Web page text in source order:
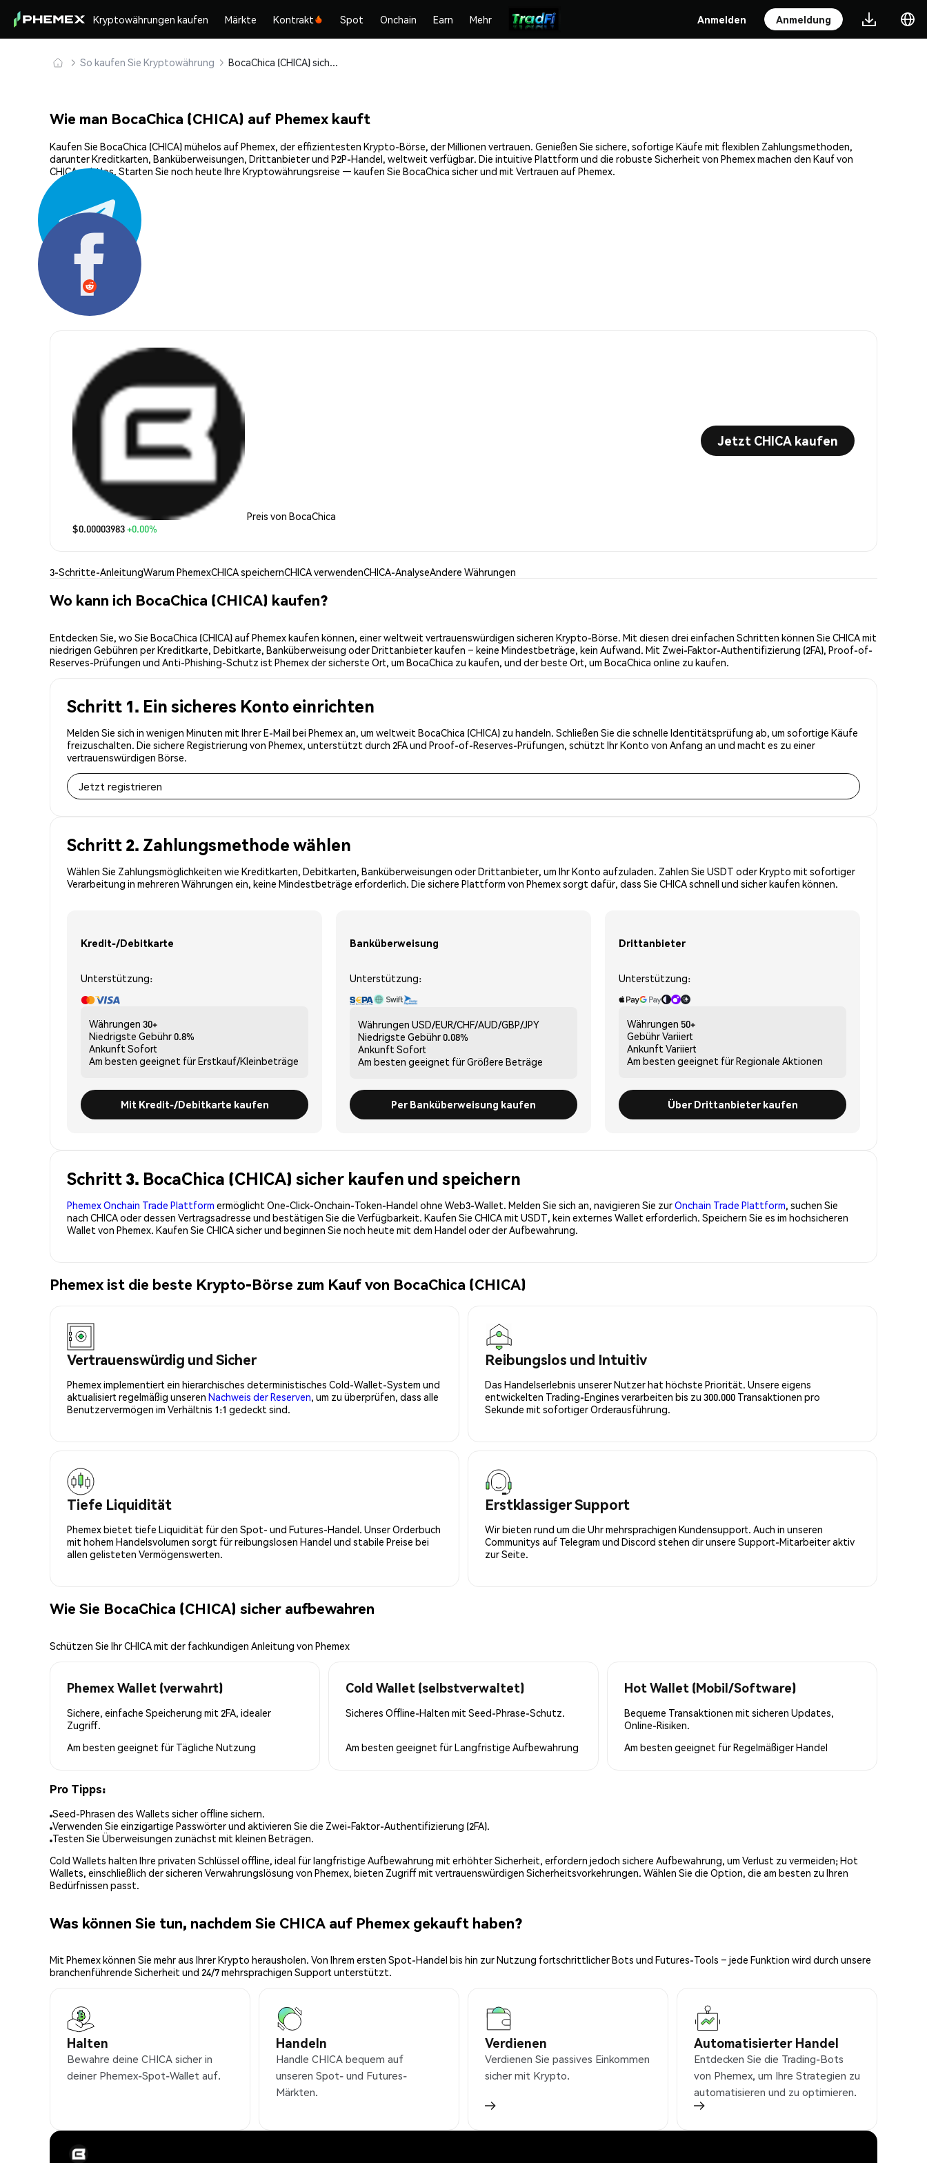
Kryptowährungen kaufen Märkte Kontrakt Spot Onchain Earn Mehr Anmelden Anmeldung
So kaufen Sie Kryptowährung BocaChica (CHICA) sicher kaufen und speichern
Wie man BocaChica (CHICA) auf Phemex kauft
Kaufen Sie BocaChica (CHICA) mühelos auf Phemex, der effizientesten Krypto-Börse, der Millionen vertrauen. Genießen Sie sichere, sofortige Käufe mit flexiblen Zahlungsmethoden,
darunter Kreditkarten, Banküberweisungen, Drittanbieter und P2P-Handel, weltweit verfügbar. Die intuitive Plattform und die robuste Sicherheit von Phemex machen den Kauf von
CHICA nahtlos. Starten Sie noch heute Ihre Kryptowährungsreise — kaufen Sie BocaChica sicher und mit Vertrauen auf Phemex.
Preis von BocaChica
$0.00003983+0.00%
Jetzt CHICA kaufen
3-Schritte-AnleitungWarum PhemexCHICA speichernCHICA verwendenCHICA-AnalyseAndere Währungen
Wo kann ich BocaChica (CHICA) kaufen?
Entdecken Sie, wo Sie BocaChica (CHICA) auf Phemex kaufen können, einer weltweit vertrauenswürdigen sicheren Krypto-Börse. Mit diesen drei einfachen Schritten können Sie CHICA mit
niedrigen Gebühren per Kreditkarte, Debitkarte, Banküberweisung oder Drittanbieter kaufen – keine Mindestbeträge, kein Aufwand. Mit Zwei-Faktor-Authentifizierung (2FA), Proof-of-
Reserves-Prüfungen und Anti-Phishing-Schutz ist Phemex der sicherste Ort, um BocaChica zu kaufen, und der beste Ort, um BocaChica online zu kaufen.
Schritt 1. Ein sicheres Konto einrichten
Melden Sie sich in wenigen Minuten mit Ihrer E-Mail bei Phemex an, um weltweit BocaChica (CHICA) zu handeln. Schließen Sie die schnelle Identitätsprüfung ab, um sofortige Käufe
freizuschalten. Die sichere Registrierung von Phemex, unterstützt durch 2FA und Proof-of-Reserves-Prüfungen, schützt Ihr Konto von Anfang an und macht es zu einer
vertrauenswürdigen Börse.
Jetzt registrieren
Schritt 2. Zahlungsmethode wählen
Wählen Sie Zahlungsmöglichkeiten wie Kreditkarten, Debitkarten, Banküberweisungen oder Drittanbieter, um Ihr Konto aufzuladen. Zahlen Sie USDT oder Krypto mit sofortiger
Verarbeitung in mehreren Währungen ein, keine Mindestbeträge erforderlich. Die sichere Plattform von Phemex sorgt dafür, dass Sie CHICA schnell und sicher kaufen können.
Kredit-/Debitkarte
Unterstützung:
Währungen 30+
Niedrigste Gebühr0.8%
Ankunft Sofort
Am besten geeignet fürErstkauf/Kleinbeträge
Mit Kredit-/Debitkarte kaufen
Banküberweisung
Unterstützung:
Währungen USD/EUR/CHF/AUD/GBP/JPY
Niedrigste Gebühr0.08%
Ankunft Sofort
Am besten geeignet fürGrößere Beträge
Per Banküberweisung kaufen
Drittanbieter
Unterstützung:
Währungen 50+
GebührVariiert
Ankunft Variiert
Am besten geeignet fürRegionale Aktionen
Über Drittanbieter kaufen
Schritt 3. BocaChica (CHICA) sicher kaufen und speichern
Phemex Onchain Trade Plattform ermöglicht One-Click-Onchain-Token-Handel ohne Web3-Wallet. Melden Sie sich an, navigieren Sie zurOnchain Trade Plattform, suchen Sie
nach CHICA oder dessen Vertragsadresse und bestätigen Sie die Verfügbarkeit. Kaufen Sie CHICA mit USDT, kein externes Wallet erforderlich. Speichern Sie es im hochsicheren
Wallet von Phemex. Kaufen Sie CHICA sicher und beginnen Sie noch heute mit dem Handel oder der Aufbewahrung.
Phemex ist die beste Krypto-Börse zum Kauf von BocaChica (CHICA)
Vertrauenswürdig und Sicher
Phemex implementiert ein hierarchisches deterministisches Cold-Wallet-System und
aktualisiert regelmäßig unseren Nachweis der Reserven, um zu überprüfen, dass alle
Benutzervermögen im Verhältnis 1:1 gedeckt sind.
Reibungslos und Intuitiv
Das Handelserlebnis unserer Nutzer hat höchste Priorität. Unsere eigens
entwickelten Trading-Engines verarbeiten bis zu 300.000 Transaktionen pro
Sekunde mit sofortiger Orderausführung.
Tiefe Liquidität
Phemex bietet tiefe Liquidität für den Spot- und Futures-Handel. Unser Orderbuch
mit hohem Handelsvolumen sorgt für reibungslosen Handel und stabile Preise bei
allen gelisteten Vermögenswerten.
Erstklassiger Support
Wir bieten rund um die Uhr mehrsprachigen Kundensupport. Auch in unseren
Communitys auf Telegram und Discord stehen dir unsere Support-Mitarbeiter aktiv
zur Seite.
Wie Sie BocaChica (CHICA) sicher aufbewahren
Schützen Sie Ihr CHICA mit der fachkundigen Anleitung von Phemex
Phemex Wallet (verwahrt)
Sichere, einfache Speicherung mit 2FA, idealer
Zugriff.
Am besten geeignet für Tägliche Nutzung
Cold Wallet (selbstverwaltet)
Sicheres Offline-Halten mit Seed-Phrase-Schutz.
Am besten geeignet fürLangfristige Aufbewahrung
Hot Wallet (Mobil/Software)
Bequeme Transaktionen mit sicheren Updates,
Online-Risiken.
Am besten geeignet fürRegelmäßiger Handel
Pro Tipps:
Seed-Phrasen des Wallets sicher offline sichern.
Verwenden Sie einzigartige Passwörter und aktivieren Sie die Zwei-Faktor-Authentifizierung (2FA).
Testen Sie Überweisungen zunächst mit kleinen Beträgen.
Cold Wallets halten Ihre privaten Schlüssel offline, ideal für langfristige Aufbewahrung mit erhöhter Sicherheit, erfordern jedoch sichere Aufbewahrung, um Verlust zu vermeiden; Hot
Wallets, einschließlich der sicheren Verwahrungslösung von Phemex, bieten Zugriff mit vertrauenswürdigen Sicherheitsvorkehrungen. Wählen Sie die Option, die am besten zu Ihren
Bedürfnissen passt.
Was können Sie tun, nachdem Sie CHICA auf Phemex gekauft haben?
Mit Phemex können Sie mehr aus Ihrer Krypto herausholen. Von Ihrem ersten Spot-Handel bis hin zur Nutzung fortschrittlicher Bots und Futures-Tools – jede Funktion wird durch unsere
branchenführende Sicherheit und 24/7 mehrsprachigen Support unterstützt.
Halten
Bewahre deine CHICA sicher in
deiner Phemex-Spot-Wallet auf.
Handeln
Handle CHICA bequem auf
unseren Spot- und Futures-
Märkten.
Verdienen
Verdienen Sie passives Einkommen
sicher mit Krypto.
Automatisierter Handel
Entdecken Sie die Trading-Bots
von Phemex, um Ihre Strategien zu
automatisieren und zu optimieren.